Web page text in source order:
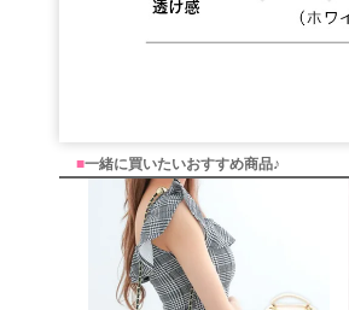
■一緒に買いたいおすすめ商品♪